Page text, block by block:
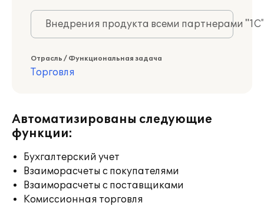
Внедрения продукта всеми партнерами
Отрасль / Функциональная задача
Торговля
Автоматизированы следующие
функции:
Бухгалтерский учет
Взаиморасчеты с покупателями
Взаиморасчеты с поставщиками
Комиссионная торговля